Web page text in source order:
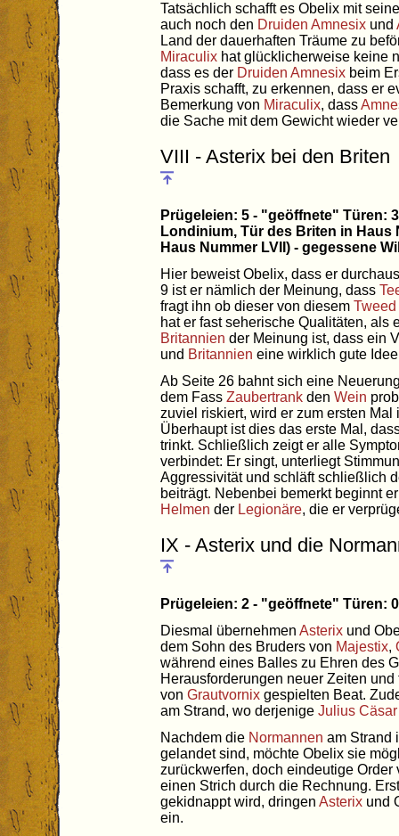
Tatsächlich schafft es Obelix mit
auch noch den Druiden Amnesix und
Land der dauerhaften Träume zu
Miraculix hat glücklicherweise keine
dass es der Druiden Amnesix beim
Praxis schafft, zu erkennen, dass er
Bemerkung von Miraculix, dass
die Sache mit dem Gewicht wieder
VIII - Asterix bei den Briten
Prügeleien: 5 - "geöffnete" Türen:
Londinium, Tür des Briten in Haus
Haus Nummer LVII) - gegessene
Hier beweist Obelix, dass er
9 ist er nämlich der Meinung, dass
fragt ihn ob dieser von diesem Tweed
hat er fast seherische Qualitäten, als
Britannien der Meinung ist, dass ein
und Britannien eine wirklich gute
Ab Seite 26 bahnt sich eine
dem Fass Zaubertrank den Wein
zuviel riskiert, wird er zum ersten
Überhaupt ist dies das erste Mal,
trinkt. Schließlich zeigt er alle
verbindet: Er singt, unterliegt
Aggressivität und schläft schließlich
beiträgt. Nebenbei bemerkt beginnt
Helmen der Legionäre, die er
IX - Asterix und die
Prügeleien: 2 - "geöffnete" Türen:
Diesmal übernehmen Asterix und
dem Sohn des Bruders von Majestix,
während eines Balles zu Ehren des
Herausforderungen neuer Zeiten
von Grautvornix gespielten Beat.
am Strand, wo derjenige Julius Cäsar
Nachdem die Normannen am Strand
gelandet sind, möchte Obelix sie
zurückwerfen, doch eindeutige Order
einen Strich durch die Rechnung.
gekidnappt wird, dringen Asterix und
ein.